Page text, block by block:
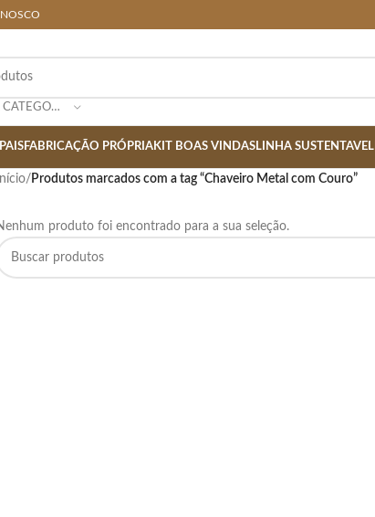
SELECIONE A CATEGORIA
FABRICAÇÃO PRÓPRIAKIT BOAS VINDASLINHA SUSTENTAVEL
Início/ Produtos marcados com a tag “Chaveiro Metal com Couro”
produto foi encontrado para a sua seleção.